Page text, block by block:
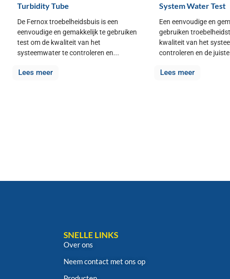
Turbidity Tube
De Fernox troebelheidsbuis is een
eenvoudige en gemakkelijk te gebruiken
test om de kwaliteit van het
systeemwater te controleren en...
Lees meer
System Water Test
Een eenvoudige en
gebruiken
kwaliteit van het
controleren en de
Lees meer
SNELLE LINKS
Over ons
Neem contact met ons op